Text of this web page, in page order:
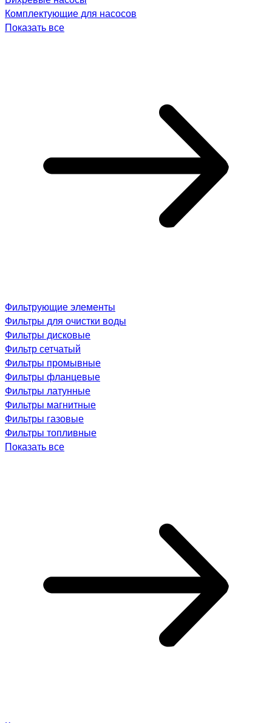
Комплектующие для насосов
Показать все
Фильтрующие элементы
Фильтры для очистки воды
Фильтры дисковые
Фильтр сетчатый
Фильтры промывные
Фильтры фланцевые
Фильтры латунные
Фильтры магнитные
Фильтры газовые
Фильтры топливные
Показать все